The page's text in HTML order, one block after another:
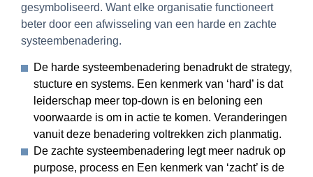
gesymboliseerd. Want elke organisatie functioneert
beter door een afwisseling van een harde en zachte
systeembenadering.
De harde systeembenadering benadrukt de strategy,
stucture en systems. Een kenmerk van ‘hard’ is dat
leiderschap meer top-down is en beloning een
voorwaarde is om in actie te komen. Veranderingen
vanuit deze benadering voltrekken zich planmatig.
De zachte systeembenadering legt meer nadruk op
purpose, process en Een kenmerk van ‘zacht’ is de